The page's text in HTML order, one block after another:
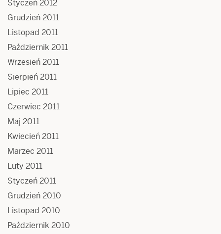
Styczeń 2012
Grudzień 2011
Listopad 2011
Październik 2011
Wrzesień 2011
Sierpień 2011
Lipiec 2011
Czerwiec 2011
Maj 2011
Kwiecień 2011
Marzec 2011
Luty 2011
Styczeń 2011
Grudzień 2010
Listopad 2010
Październik 2010